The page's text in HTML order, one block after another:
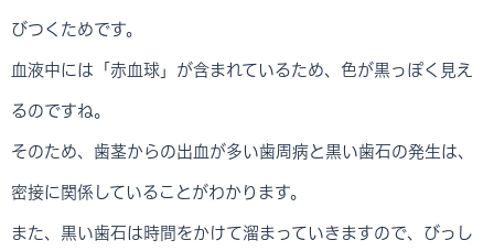
びつくためです。
血液中には「赤血球」が含まれているため、色が黒っぽく見え
るのですね。
そのため、歯茎からの出血が多い歯周病と黒い歯石の発生は、
密接に関係していることがわかります。
また、黒い歯石は時間をかけて溜まっていきますので、びっし